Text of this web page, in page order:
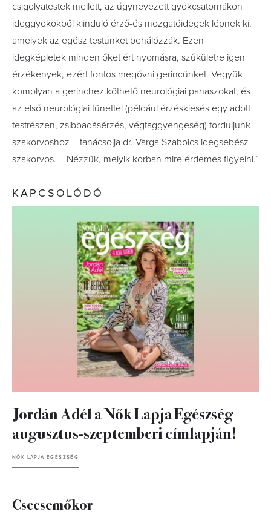
csigolyatestek mellett, az úgynevezett gyökcsatornákon
ideggyökökből kiinduló érző-és mozgatóidegek lépnek ki,
amelyek az egész testünket behálózzák. Ezen
idegképletek minden őket ért nyomásra, szűkületre igen
érzékenyek, ezért fontos megóvni gerincünket. Vegyük
komolyan a gerinchez köthető neurológiai panaszokat, és
az első neurológiai tünettel (például érzéskiesés egy adott
testrészen, zsibbadásérzés, végtaggyengeség) forduljunk
szakorvoshoz – tanácsolja dr. Varga Szabolcs idegsebész
szakorvos. – Nézzük, melyik korban mire érdemes figyelni.”
KAPCSOLÓDÓ
Jordán Adél a Nők Lapja Egészség
augusztus-szeptemberi címlapján!
NŐK LAPJA EGÉSZSÉG
Csecsemőkor